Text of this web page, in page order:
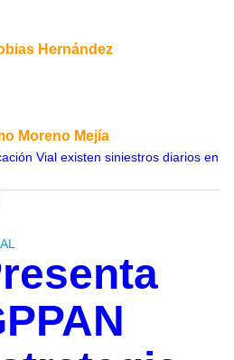
Hernández
Moreno Mejía
Vial existen siniestros diarios en